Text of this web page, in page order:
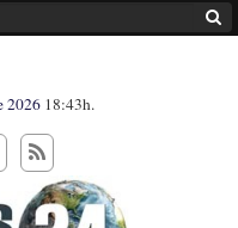
2026 18:43h.